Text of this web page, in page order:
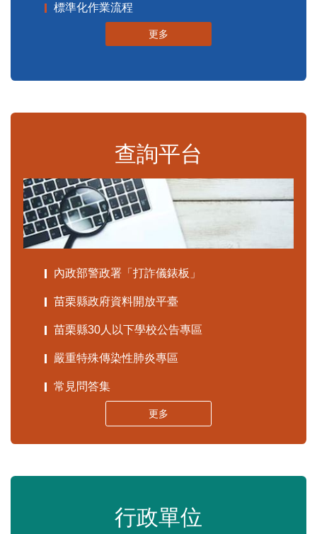
標準化作業流程
更多
查詢平台
內政部警政署「打詐儀錶板」
苗栗縣政府資料開放平臺
苗栗縣30人以下學校公告專區
嚴重特殊傳染性肺炎專區
常見問答集
更多
行政單位